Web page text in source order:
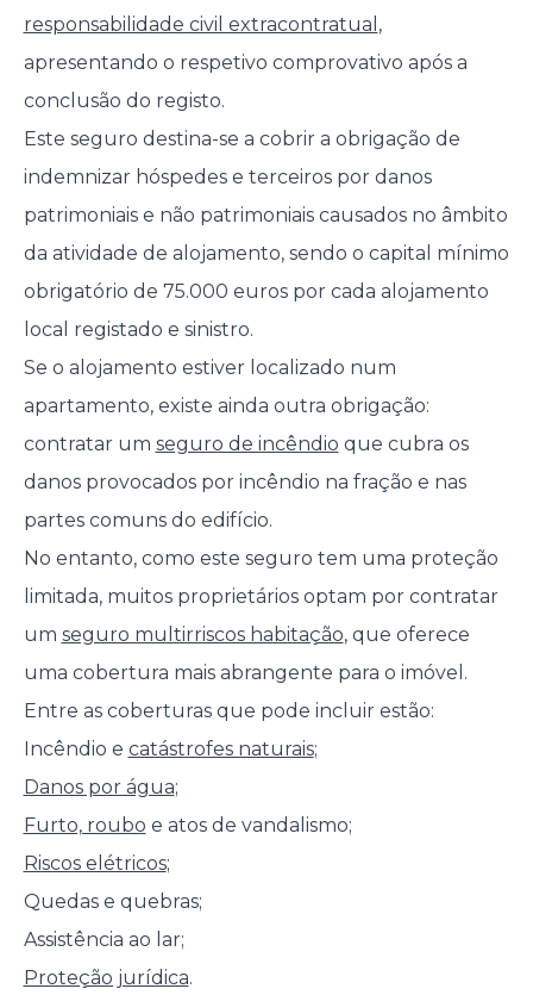
responsabilidade civil extracontratual ,
apresentando o respetivo comprovativo após a
conclusão do registo.
Este seguro destina-se a cobrir a obrigação de
indemnizar hóspedes e terceiros por danos
patrimoniais e não patrimoniais causados no âmbito
da atividade de alojamento, sendo o capital mínimo
obrigatório de 75.000 euros por cada alojamento
local registado e sinistro.
Se o alojamento estiver localizado num
apartamento, existe ainda outra obrigação:
contratar um seguro de incêndio que cubra os
danos provocados por incêndio na fração e nas
partes comuns do edifício.
No entanto, como este seguro tem uma proteção
limitada, muitos proprietários optam por contratar
um seguro multirriscos habitação, que oferece
uma cobertura mais abrangente para o imóvel.
Entre as coberturas que pode incluir estão:
Incêndio e catástrofes naturais;
Danos por água;
Furto, roubo e atos de vandalismo;
Riscos elétricos;
Quedas e quebras;
Assistência ao lar;
Proteção jurídica.